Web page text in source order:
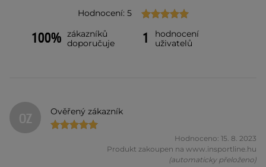
Hodnocení: 5
100% zákazníků
doporučuje
1
hodnocení
uživatelů
OZ Ověřený zákazník
Hodnoceno: 15. 8. 2023
Produkt zakoupen na www.insportline.hu
(automaticky přeloženo)